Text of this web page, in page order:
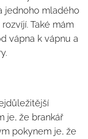
jednoho mladého
Také mám
vápna k vápnu a
je, že brankář
pokynem je, že